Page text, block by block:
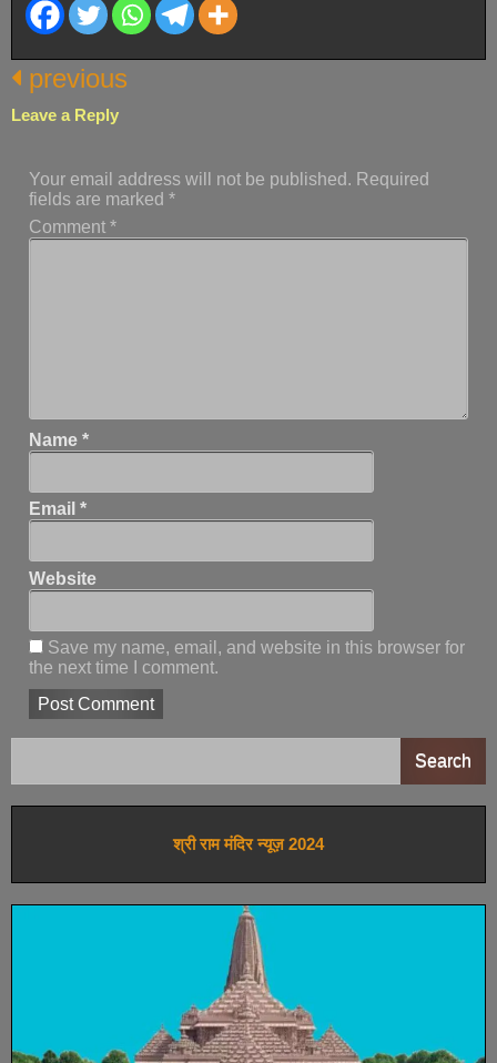
previous
Leave a Reply
Your email address will not be published. Required
fields are marked*
Comment*
Name*
Email*
Website
Save my name, email, and website in this browser for
the next time I comment.
Search
श्री राम मंदिर न्यूज़ 2024